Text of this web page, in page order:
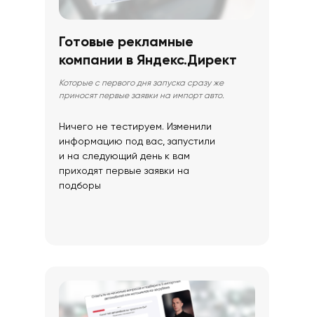
Ничего не тестируем. Изменили
информацию под вас, запустили
и на следующий день к вам
приходят первые заявки на
подборы
Которые с первого дня запуска сразу же
приносят первые заявки на импорт авто.
Готовые рекламные
компании в Яндекс.Директ